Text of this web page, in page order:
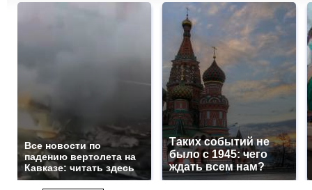
Все новости по
падению вертолета на
Кавказе: читать здесь
Таких событий не
было с 1945: чего
ждать всем нам?